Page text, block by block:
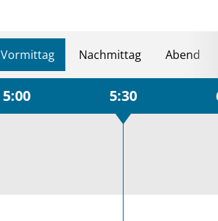
Vormittag Nachmittag Abend
5:00 5:30